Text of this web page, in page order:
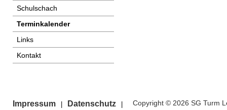
Schulschach
Terminkalender
Links
Kontakt
Impressum Datenschutz Copyright © 2026 SG Turm